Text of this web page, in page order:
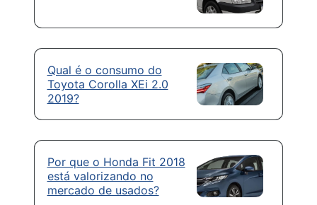
Qual é o consumo do
Toyota Corolla XEi 2.0
2019?
Por que o Honda Fit 2018
está valorizando no
mercado de usados?